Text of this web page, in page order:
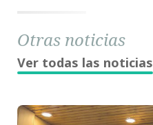
Otras noticias
Ver todas las noticias